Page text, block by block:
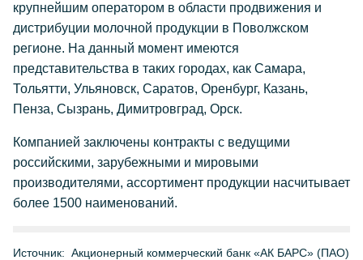
крупнейшим оператором в области продвижения и
дистрибуции молочной продукции в Поволжском
регионе. На данный момент имеются
представительства в таких городах, как Самара,
Тольятти, Ульяновск, Саратов, Оренбург, Казань,
Пенза, Сызрань, Димитровград, Орск.
Компанией заключены контракты с ведущими
российскими, зарубежными и мировыми
производителями, ассортимент продукции насчитывает
более 1500 наименований.
Источник: Акционерный коммерческий банк «АК БАРС» (ПАО)